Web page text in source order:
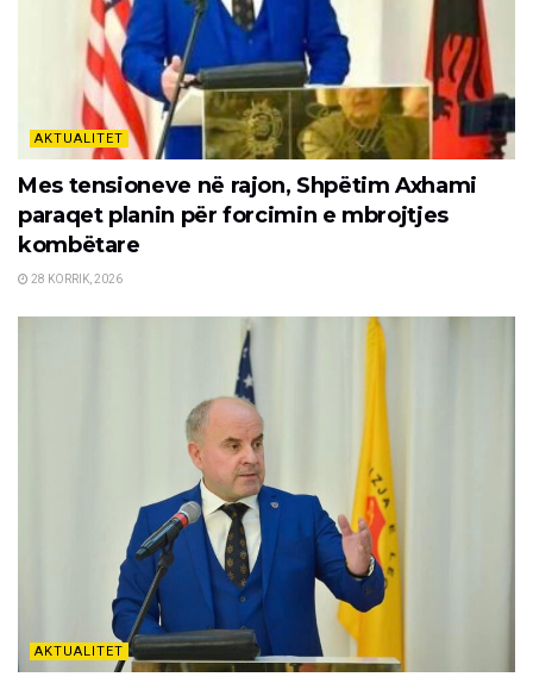
AKTUALITET
Mes tensioneve në rajon, Shpëtim Axhami
paraqet planin për forcimin e mbrojtjes
kombëtare
28 KORRIK, 2026
AKTUALITET